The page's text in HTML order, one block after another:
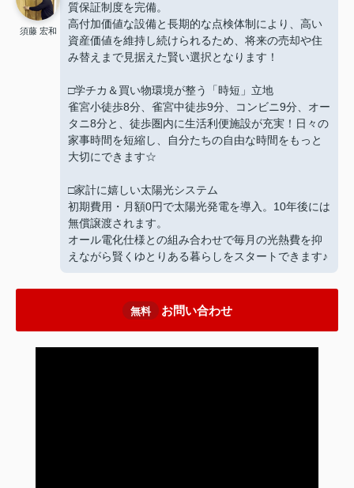
須藤 宏和
質保証制度を完備。
高付加価値な設備と⾧期的な点検体制により、高い
資産価値を維持し続けられるため、将来の売却や住
み替えまで見据えた賢い選択となります！
□学チカ＆買い物環境が整う「時短」立地
雀宮小徒歩8分、雀宮中徒歩9分、コンビニ9分、オー
タニ8分と、徒歩圏内に生活利便施設が充実！日々の
家事時間を短縮し、自分たちの自由な時間をもっと
大切にできます☆
□家計に嬉しい太陽光システム
初期費用・月額0円で太陽光発電を導入。10年後には
無償譲渡されます。
オール電化仕様との組み合わせで毎月の光熱費を抑
えながら賢くゆとりある暮らしをスタートできます♪
無料 お問い合わせ